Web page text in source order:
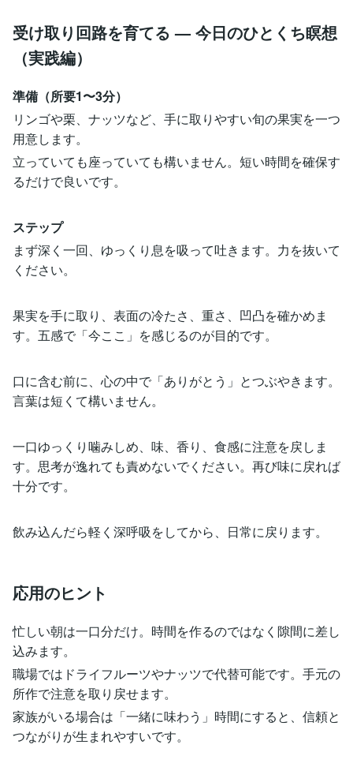
受け取り回路を育てる — 今日のひとくち瞑想
（実践編）
準備（所要1〜3分）
リンゴや栗、ナッツなど、手に取りやすい旬の果実を一つ
用意します。
立っていても座っていても構いません。短い時間を確保す
るだけで良いです。
ステップ
まず深く一回、ゆっくり息を吸って吐きます。力を抜いて
ください。
果実を手に取り、表面の冷たさ、重さ、凹凸を確かめま
す。五感で「今ここ」を感じるのが目的です。
口に含む前に、心の中で「ありがとう」とつぶやきます。
言葉は短くて構いません。
一口ゆっくり噛みしめ、味、香り、食感に注意を戻しま
す。思考が逸れても責めないでください。再び味に戻れば
十分です。
飲み込んだら軽く深呼吸をしてから、日常に戻ります。
応用のヒント
忙しい朝は一口分だけ。時間を作るのではなく隙間に差し
込みます。
職場ではドライフルーツやナッツで代替可能です。手元の
所作で注意を取り戻せます。
家族がいる場合は「一緒に味わう」時間にすると、信頼と
つながりが生まれやすいです。